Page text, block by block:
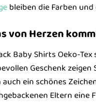
bleiben die Farben und
von Herzen
Baby Shirts Oeko-
Geschenk
ein schönes
Eltern eine